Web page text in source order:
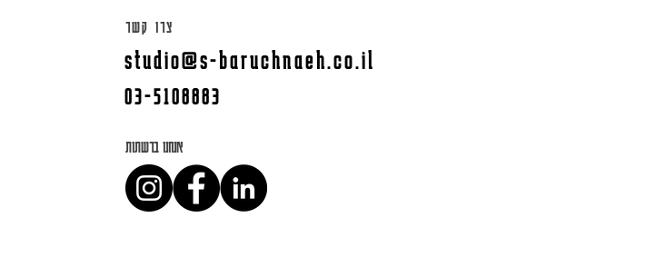
צרו קשר
studio@s-baruchnaeh.co.il
03-5108883
אנחנו ברשתות